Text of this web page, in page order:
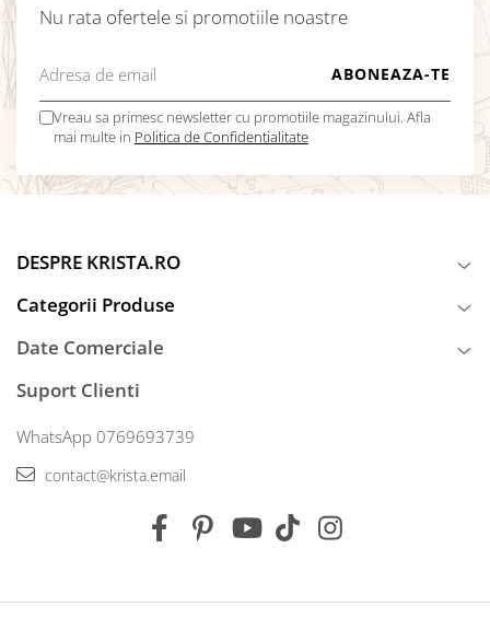
Nu rata ofertele si promotiile noastre
Vreau sa primesc newsletter cu promotiile magazinului. Afla
mai multe in Politica de Confidentialitate
DESPRE KRISTA.RO
Categorii Produse
Date Comerciale
Suport Clienti
WhatsApp 0769693739
contact@krista.email